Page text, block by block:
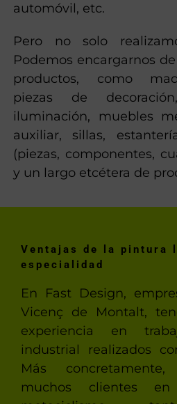
automóvil, etc.
Pero no solo
Podemos encargarnos
productos, como
piezas de
iluminación, muebles
auxiliar, sillas,
(piezas, componentes,
y un largo etcétera de
Ventajas de la pintura
especialidad
En Fast Design,
Vicenç de Montalt,
experiencia en
industrial realizados
Más
muchos clientes